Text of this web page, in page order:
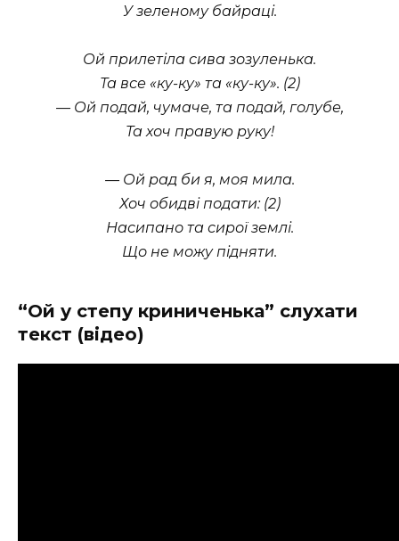
У зеленому байраці.
Ой прилетіла сива зозуленька.
Та все «ку-ку» та «ку-ку». (2)
— Ой подай, чумаче, та подай, голубе,
Та хоч правую руку!
— Ой рад би я, моя мила.
Хоч обидві подати: (2)
Насипано та сирої землі.
Що не можу підняти.
“Ой у степу криниченька” слухати
текст (відео)